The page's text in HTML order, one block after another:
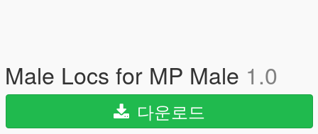
Male Locs for MP Male 1.0
다운로드